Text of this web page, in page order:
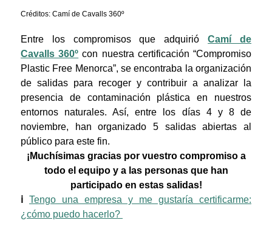
Créditos: Camí de Cavalls 360º
Entre los compromisos que adquirióCamí de
Cavalls 360º con nuestra certificación “Compromiso
Plastic Free Menorca”, se encontraba la organización
de salidas para recoger y contribuir a analizar la
presencia de contaminación plástica en nuestros
entornos naturales. Así, entre los días 4 y 8 de
noviembre, han organizado 5 salidas abiertas al
público para este fin.
¡Muchísimas gracias por vuestro compromiso a
todo el equipo y a las personas que han
participado en estas salidas!
ℹ️ Tengo una empresa y me gustaría certificarme:
¿cómo puedo hacerlo?